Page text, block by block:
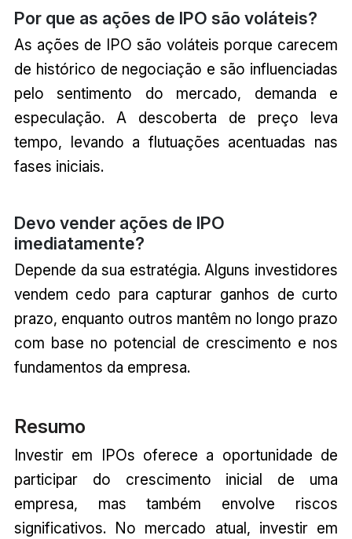
Por que as ações de IPO são voláteis?
As ações de IPO são voláteis porque carecem
de histórico de negociação e são influenciadas
pelo sentimento do mercado, demanda e
especulação. A descoberta de preço leva
tempo, levando a flutuações acentuadas nas
fases iniciais.
Devo vender ações de IPO
imediatamente?
Depende da sua estratégia. Alguns investidores
vendem cedo para capturar ganhos de curto
prazo, enquanto outros mantêm no longo prazo
com base no potencial de crescimento e nos
fundamentos da empresa.
Resumo
Investir em IPOs oferece a oportunidade de
participar do crescimento inicial de uma
empresa, mas também envolve riscos
significativos. No mercado atual, investir em